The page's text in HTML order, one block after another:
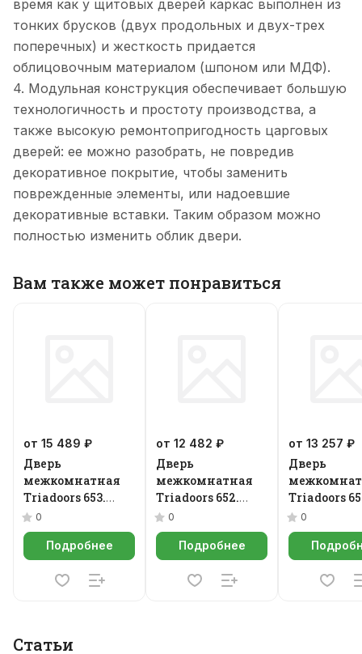
время как у щитовых дверей каркас выполнен из
тонких брусков (двух продольных и двух-трех
поперечных) и жесткость придается
облицовочным материалом (шпоном или МДФ).
4. Модульная конструкция обеспечивает большую
технологичность и простоту производства, а
также высокую ремонтопригодность царговых
дверей: ее можно разобрать, не повредив
декоративное покрытие, чтобы заменить
поврежденные элементы, или надоевшие
декоративные вставки. Таким образом можно
полностью изменить облик двери.
Вам также может понравиться
от 15 489 ₽
Дверь
межкомнатная
Triadoors 653.
Future
0
Подробнее
от 12 482 ₽
Дверь
межкомнатная
Triadoors 652.
Future
0
Подробнее
от 13 257 ₽
Дверь
Triadoors
Future
0
Статьи